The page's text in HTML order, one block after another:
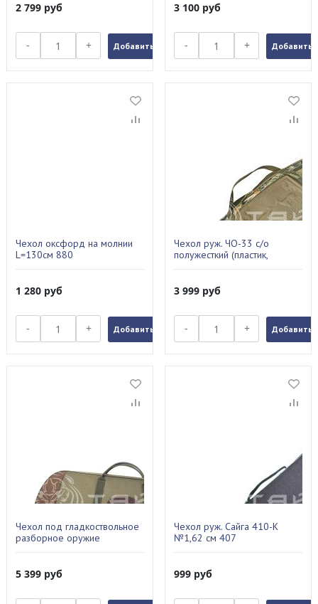
2 799 руб
- + Добавить в заказ
3 100 руб
- + Добавить
Чехол оксфорд на молнии
L=130см 880
1 280 руб
- + Добавить в заказ
Чехол руж. ЧО-33 с/о
полужесткий (пластик,
3 999 руб
- + Добавить
Чехол под гладкоствольное
разборное оружие
5 399 руб
Чехол руж. Сайга 410-К
№1,62 см 407
999 руб